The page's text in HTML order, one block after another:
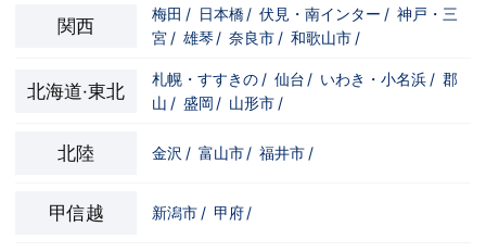
関西
梅田 / 日本橋 / 伏見・南インター / 神戸・三
宮 / 雄琴 / 奈良市 / 和歌山市 /
北海道·東北
札幌・すすきの / 仙台 / いわき・小名浜 / 郡
山 / 盛岡 / 山形市 /
北陸 金沢 / 富山市 / 福井市 /
甲信越 新潟市 / 甲府 /